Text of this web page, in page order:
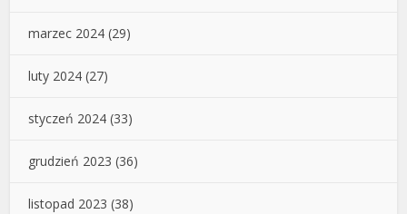
marzec 2024 (29)
luty 2024 (27)
styczeń 2024 (33)
grudzień 2023 (36)
listopad 2023 (38)